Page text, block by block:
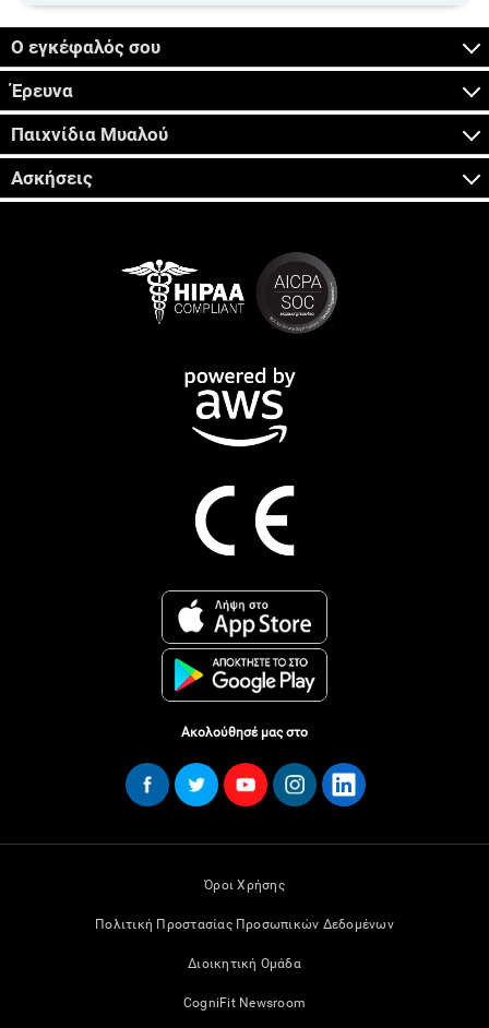
Ο εγκέφαλός σου
Έρευνα
Παιχνίδια Μυαλού
Ασκήσεις
Ακολούθησέ μας στο
Όροι Χρήσης
Πολιτική Προστασίας Προσωπικών Δεδομένων
Διοικητική Ομάδα
CogniFit Newsroom